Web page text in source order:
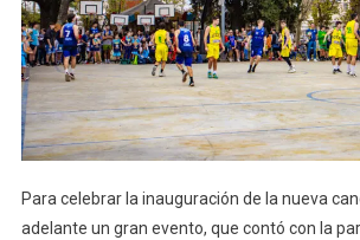
Para celebrar la inauguración de la nueva
adelante un gran evento, que contó con la